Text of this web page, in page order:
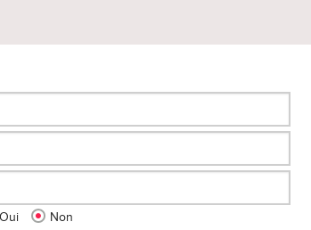
Oui
Non